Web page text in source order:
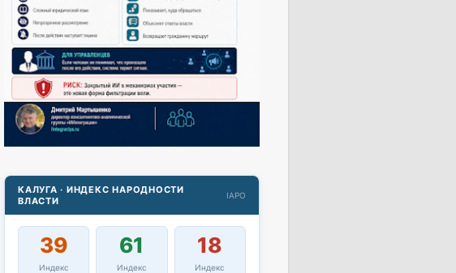
КАЛУГА · ИНДЕКС НАРОДНОСТИ
ВЛАСТИ
IAPO
39
Индекс
61
Индекс
18
Индекс